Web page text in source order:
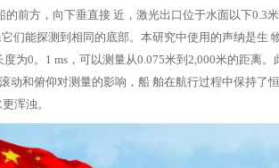
的前方，向下垂直接 近，激光出口位于水面以下0.3
们能探测到相同的底部。本研究中使用的声纳是生
度为0。1 ms，可以测量从0.075米到2,000米的距离
动和俯仰对测量的影响，船 舶在航行过程中保持了
浑浊。